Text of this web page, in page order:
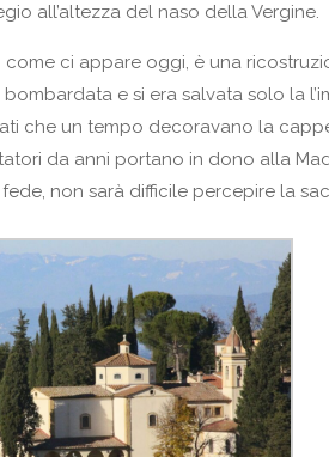
all’altezza del naso della Vergine.
come ci appare oggi, è una
bombardata e si era salvata solo la
che un tempo decoravano la
da anni portano in dono alla
non sarà difficile percepire la